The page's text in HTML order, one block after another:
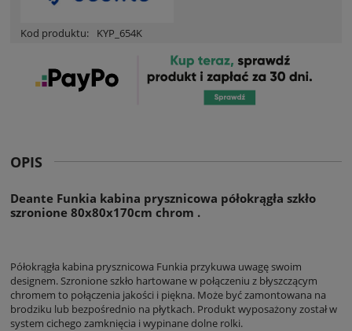
Kod produktu: KYP_654K
OPIS
Deante Funkia kabina prysznicowa półokrągła szkło
szronione 80x80x170cm chrom .
Półokrągła kabina prysznicowa Funkia przykuwa uwagę swoim
designem. Szronione szkło hartowane w połączeniu z błyszczącym
chromem to połączenia jakości i piękna. Może być zamontowana na
brodziku lub bezpośrednio na płytkach. Produkt wyposażony został w
system cichego zamknięcia i wypinane dolne rolki.